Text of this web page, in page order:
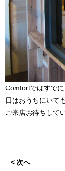
Comfortではすで
日はおうちにいて
ご来店お待ちして
< 次へ